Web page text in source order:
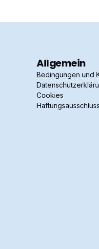
Allgemein
Bedingungen und
Cookies
Haftungsausschluss